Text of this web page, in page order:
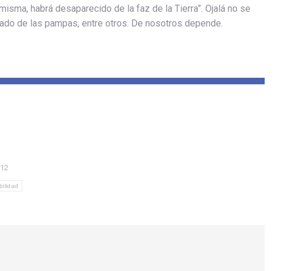
habrá desaparecido de la faz de la Tierra”. Ojalá no se
de las pampas, entre otros. De nosotros depende.